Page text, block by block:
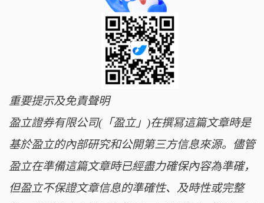
重要提示及免責聲明
盈立證券有限公司(「盈立」)在撰冩這篇文章時是
基於盈立的內部研究和公開第三方信息來源。儘管
盈立在準備這篇文章時已經盡力確保內容為準確，
但盈立不保證文章信息的準確性、及時性或完整